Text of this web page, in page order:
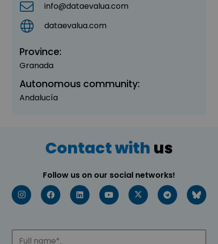
info@dataevalua.com
dataevalua.com
Province:
Granada
Autonomous community:
Andalucía
Contact with us
Follow us on our social networks!